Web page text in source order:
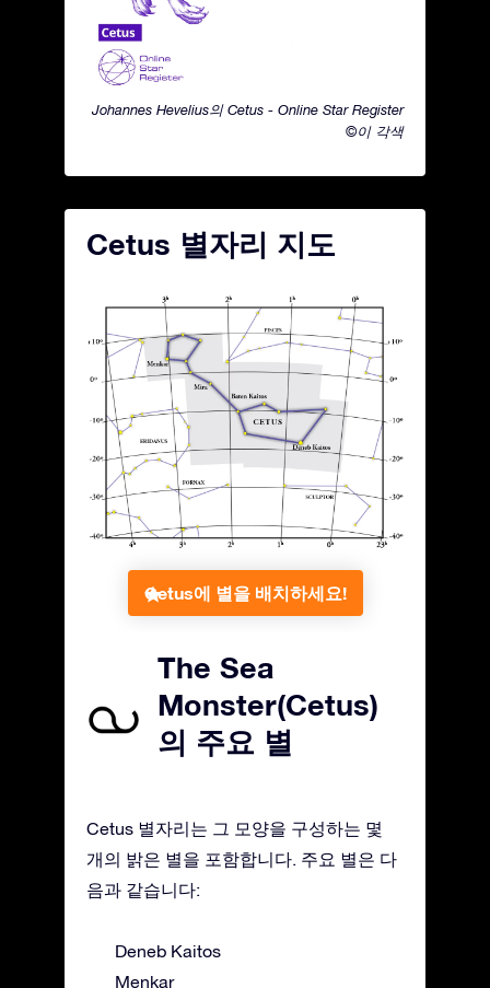
Johannes Hevelius의 Cetus - Online Star Register
©이 각색
Cetus 별자리 지도
Cetus에 별을 배치하세요!
The Sea
Monster(Cetus)
의 주요 별
Cetus 별자리는 그 모양을 구성하는 몇
개의 밝은 별을 포함합니다. 주요 별은 다
음과 같습니다:
Deneb Kaitos
Menkar